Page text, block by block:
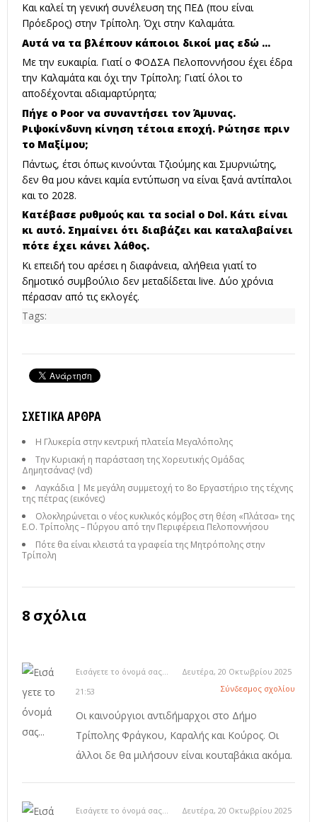
Και καλεί τη γενική συνέλευση της ΠΕΔ (που είναι
Πρόεδρος) στην Τρίπολη. Όχι στην Καλαμάτα.
Αυτά να τα βλέπουν κάποιοι δικοί μας εδώ …
Με την ευκαιρία. Γιατί ο ΦΟΔΣΑ Πελοποννήσου έχει έδρα
την Καλαμάτα και όχι την Τρίπολη; Γιατί όλοι το
αποδέχονται αδιαμαρτύρητα;
Πήγε ο Poor να συναντήσει τον Άμυνας.
Ριψοκίνδυνη κίνηση τέτοια εποχή. Ρώτησε πριν
το Μαξίμου;
Πάντως, έτσι όπως κινούνται Τζιούμης και Σμυρνιώτης,
δεν θα μου κάνει καμία εντύπωση να είναι ξανά αντίπαλοι
και το 2028.
Κατέβασε ρυθμούς και τα social ο Dol. Κάτι είναι
κι αυτό. Σημαίνει ότι διαβάζει και καταλαβαίνει
πότε έχει κάνει λάθος.
Κι επειδή του αρέσει η διαφάνεια, αλήθεια γιατί το
δημοτικό συμβούλιο δεν μεταδίδεται live. Δύο χρόνια
πέρασαν από τις εκλογές.
Tags:
ΣΧΕΤΙΚΆ ΆΡΘΡΑ
Η Γλυκερία στην κεντρική πλατεία Μεγαλόπολης
Την Κυριακή η παράσταση της Χορευτικής Ομάδας
Δημητσάνας! (vd)
Λαγκάδια | Με μεγάλη συμμετοχή το 8ο Εργαστήριο της τέχνης
της πέτρας (εικόνες)
Ολοκληρώνεται ο νέος κυκλικός κόμβος στη θέση «Πλάτσα» της
Ε.Ο. Τρίπολης – Πύργου από την Περιφέρεια Πελοποννήσου
Πότε θα είναι κλειστά τα γραφεία της Μητρόπολης στην
Τρίπολη
8 σχόλια
Εισάγετε το όνομά σας...
Δευτέρα, 20 Οκτωβρίου 2025
21:53
Σύνδεσμος σχολίου
Οι καινούργιοι αντιδήμαρχοι στο Δήμο
Τρίπολης Φράγκου, Καραλής και Κούρος. Οι
άλλοι δε θα μιλήσουν είναι κουταβάκια ακόμα.
Εισάγετε το όνομά σας... Δευτέρα, 20 Οκτωβρίου 2025